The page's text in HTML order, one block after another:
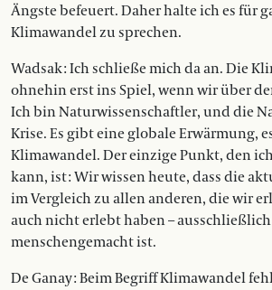
Ängste befeuert. Daher halte ich es für
Klimawandel zu sprechen.
Wadsak : Ich schließe mich da an. Die
ohnehin erst ins Spiel, wenn wir über
Ich bin Naturwissenschaftler, und die
Krise. Es gibt eine globale Erwärmung,
Klimawandel. Der einzige Punkt, den
kann, ist : Wir wissen heute, dass die
im Vergleich zu allen anderen, die wir
auch nicht erlebt haben – ausschließlich
menschengemacht ist.
De Ganay : Beim Begriff Klimawandel